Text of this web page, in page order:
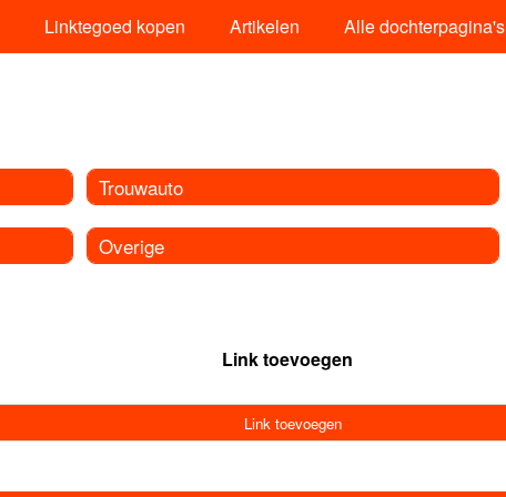
Linktegoed kopen Artikelen Alle dochterpagina's
Trouwauto
Overige
Link toevoegen
Link toevoegen